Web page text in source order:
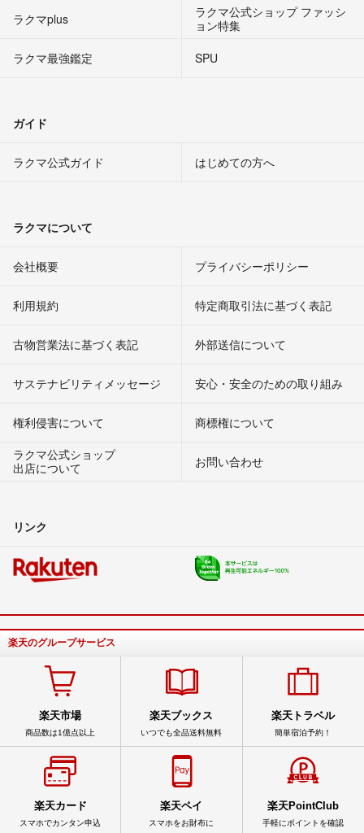
ラクマplus
ラクマ公式ショップ ファッシ
ョン特集
ラクマ最強鑑定
SPU
ガイド
ラクマ公式ガイド はじめての方へ
ラクマについて
会社概要 プライバシーポリシー
利用規約 特定商取引法に基づく表記
古物営業法に基づく表記 外部送信について
サステナビリティメッセージ 安心・安全のための取り組み
権利侵害について
商標権について
ラクマ公式ショップ
出店について
お問い合わせ
リンク
楽天のグループサービス
楽天市場
商品数は1億点以上
楽天ブックス
いつでも全品送料無料
楽天トラベル
簡単宿泊予約！
楽天カード
スマホでカンタン申込
楽天ペイ
スマホをお財布に
楽天PointClub
手軽にポイントを確認